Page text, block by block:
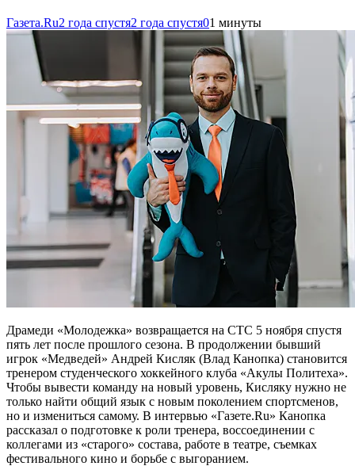
Газета.Ru2 года спустя2 года спустя01 минуты
Драмеди «Молодежка» возвращается на СТС 5 ноября спустя
пять лет после прошлого сезона. В продолжении бывший
игрок «Медведей» Андрей Кисляк (Влад Канопка) становится
тренером студенческого хоккейного клуба «Акулы Политеха».
Чтобы вывести команду на новый уровень, Кисляку нужно не
только найти общий язык с новым поколением спортсменов,
но и измениться самому. В интервью «Газете.Ru» Канопка
рассказал о подготовке к роли тренера, воссоединении с
коллегами из «старого» состава, работе в театре, съемках
фестивального кино и борьбе с выгоранием.